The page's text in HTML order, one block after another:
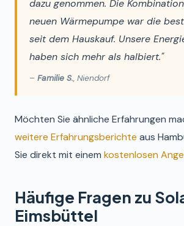
dazu genommen. Die
neuen Wärmepumpe war die
seit dem Hauskauf. Unsere
haben sich mehr als halbiert."
– Familie S., Niendorf
Möchten Sie ähnliche Erfahrungen
weitere Erfahrungsberichte aus
Sie direkt mit einem kostenlosen
Häufige Fragen zu
Eimsbüttel